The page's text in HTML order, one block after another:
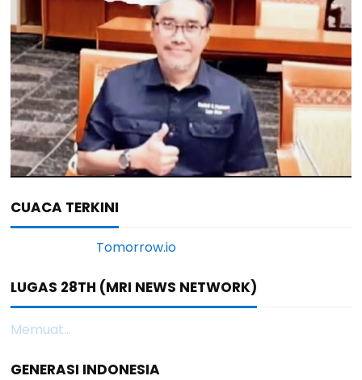
CUACA TERKINI
LUGAS 28TH (MRI NEWS NETWORK)
Memuat...
GENERASI INDONESIA